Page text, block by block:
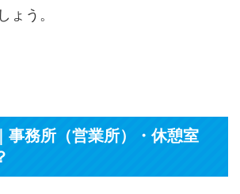
ょう。
事務所（営業所）・休憩室